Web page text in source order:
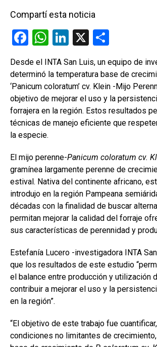
Compartí esta noticia
F
a
ce
b
o
o
k
W
h
at
s
A
p
Li
ke
dI
n
X
m
p
ar
tir
Desde el INTA San Luis, un equipo de
determinó la temperatura base de
‘Panicum coloratum’ cv. Klein -Mijo
objetivo de mejorar el uso y la
forrajera en la región. Estos resultados
técnicas de manejo eficiente que
la especie.
El mijo perenne-Panicum coloratum cv.
gramínea largamente perenne de
estival. Nativa del continente africano,
introdujo en la región Pampeana
décadas con la finalidad de buscar
permitan mejorar la calidad del forraje
sus características de perennidad y
Estefanía Lucero -investigadora INTA
que los resultados de este estudio
el balance entre producción y utilización
contribuir a mejorar el uso y la
en la región”.
“El objetivo de este trabajo fue
condiciones no limitantes de